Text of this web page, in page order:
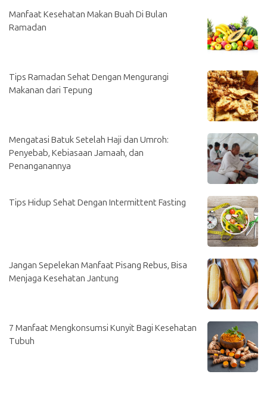
Manfaat Kesehatan Makan Buah Di Bulan
Ramadan
Tips Ramadan Sehat Dengan Mengurangi
Makanan dari Tepung
Mengatasi Batuk Setelah Haji dan Umroh:
Penyebab, Kebiasaan Jamaah, dan
Penanganannya
Tips Hidup Sehat Dengan Intermittent Fasting
Jangan Sepelekan Manfaat Pisang Rebus, Bisa
Menjaga Kesehatan Jantung
7 Manfaat Mengkonsumsi Kunyit Bagi Kesehatan
Tubuh